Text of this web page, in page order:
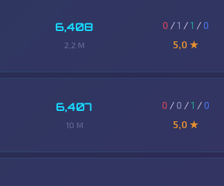
6,408
2,2 M
0 /1 /1 /0
5,0 ★
6,407
10 M
0 / 0 /1 /0
5,0 ★